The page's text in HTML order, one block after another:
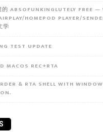
ABSOFUNKINGLUTELY FREE —
HOMEPOD PLAYER/
学
TEST UPDATE
MACOS REC+RTA
& RTA SHELL WITH